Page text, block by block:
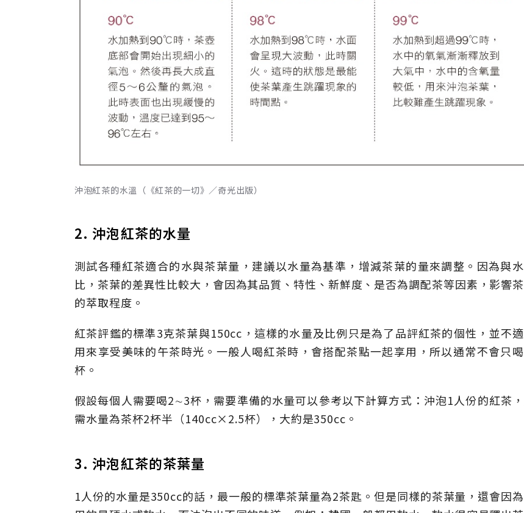
沖泡紅茶的水溫（《紅茶的一切》／奇光出版）
2. 沖泡紅茶的水量
測試各種紅茶適合的水與茶葉量，建議以水量為基準，增減茶葉的量來調整。因為與
比，茶葉的差異性比較大，會因為其品質、特性、新鮮度、是否為調配茶等因素，影響
的萃取程度。
紅茶評鑑的標準3克茶葉與150cc，這樣的水量及比例只是為了品評紅茶的個性，並不
用來享受美味的午茶時光。一般人喝紅茶時，會搭配茶點一起享用，所以通常不會只
杯。
假設每個人需要喝2∼3杯，需要準備的水量可以參考以下計算方式：沖泡1人份的紅茶
需水量為茶杯2杯半（140cc×2.5杯），大約是350cc。
3. 沖泡紅茶的茶葉量
1人份的水量是350cc的話，最一般的標準茶葉量為2茶匙。但是同樣的茶葉量，還會因